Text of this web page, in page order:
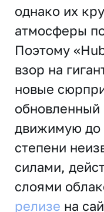
однако их
атмосферы
Поэтому
взор на
новые
обновленный
движимую до
степени
силами,
слоями
релизе на